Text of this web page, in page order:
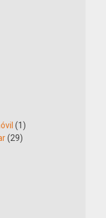
(1)
(29)